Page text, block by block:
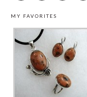
MY FAVORITES